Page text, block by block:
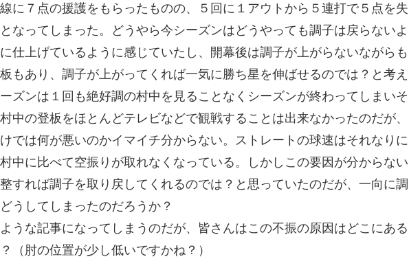
に７点の援護をもらったものの、５回に１アウトから５連打で５点を失
なってしまった。どうやら今シーズンはどうやっても調子は戻らないよ
仕上げているように感じていたし、開幕後は調子が上がらないながらも
もあり、調子が上がってくれば一気に勝ち星を伸ばせるのでは？と考え
ズンは１回も絶好調の村中を見ることなくシーズンが終わってしまいそ
中の登板をほとんどテレビなどで観戦することは出来なかったのだが、
では何が悪いのかイマイチ分からない。ストレートの球速はそれなりに
中に比べて空振りが取れなくなっている。しかしこの要因が分からない
すれば調子を取り戻してくれるのでは？と思っていたのだが、一向に調
うしてしまったのだろうか？
うな記事になってしまうのだが、皆さんはこの不振の原因はどこにある
（肘の位置が少し低いですかね？）